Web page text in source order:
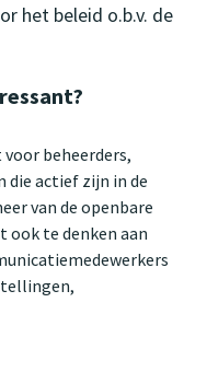
het beleid o.b.v. de
beheerders,
die actief zijn in de
van de openbare
ook te denken aan